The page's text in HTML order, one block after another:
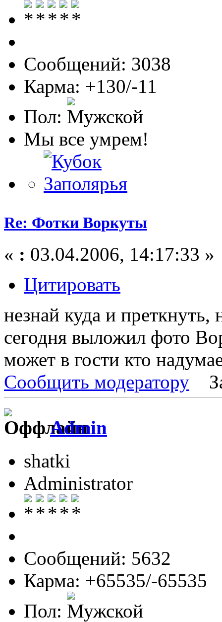
Сообщений: 3038
Карма: +130/-11
Пол:
Мы все умрем!
Re: Фотки Воркуты
« : 03.04.2006, 14:17:33 »
Цитировать
незнай куда и
сегодня выложил фото
может в гости кто
Сообщить модератору
Admin
shatki
Administrator
Сообщений: 5632
Карма: +65535/-65535
Пол: